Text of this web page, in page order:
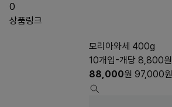
0
상품링크
모리아와세 400g
10개입-개당 8,800원
88,000원 97,000원